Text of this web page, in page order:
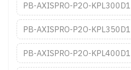
PB-AXISPRO-P2O-KPL300D1
PB-AXISPRO-P2O-KPL350D1
PB-AXISPRO-P2O-KPL400D1